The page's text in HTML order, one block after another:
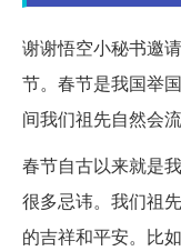
谢谢悟空小秘书邀
节。春节是我国举
间我们祖先自然会
春节自古以来就是
很多忌讳。我们祖
的吉祥和平安。比